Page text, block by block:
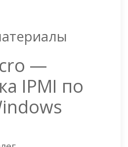
—
IPMI по